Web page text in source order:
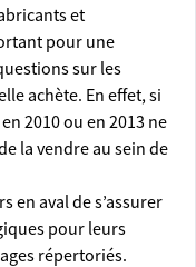
et
pour une
sur les
achète. En effet, si
2010 ou en 2013 ne
la vendre au sein de
en aval de s’assurer
pour leurs
répertoriés.